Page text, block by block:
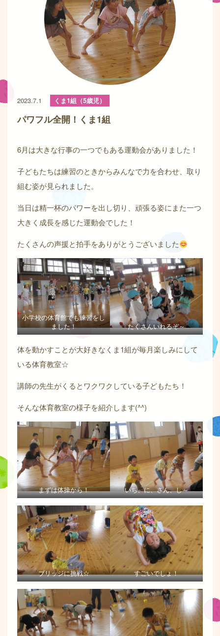
2023.7.1 くま1組（5歳児）
パワフル全開！くま1組
6月は大きな行事の一つでもある運動会がありました！
子どもたちは練習のときからみんなで力を合わせ、取り
組む姿が見られました。
当日は精一杯のパワーを出し切り、頑張る姿にまた一つ
大きく成長を感じた運動会でした！
たくさんの声援と拍手をありがとうございました
小学校の体育館でも練習をし
ました！
たくさんいれるぞ～
体を動かすことが大好きなくま1組が毎月楽しみにして
いる体育教室☆
講師の先生がくるとワクワクしている子どもたち！
そんな体育教室の様子を紹介します(^^)
まずは体操から！ いち、に、さん、し～
ブリッジに挑戦☆ すごいでしょ！